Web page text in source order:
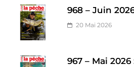
968 – Juin
20 Mai 2026
967 – Mai 2026